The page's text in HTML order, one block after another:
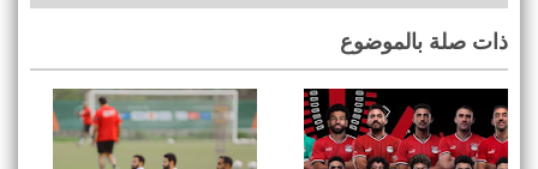
ذات صلة بالموضوع